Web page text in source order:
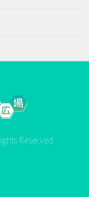
Reserved.